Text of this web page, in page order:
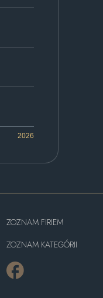
2026
ZOZNAM FIRIEM
ZOZNAM KATEGÓRII